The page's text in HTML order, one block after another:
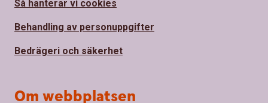
Så hanterar vi cookies
Behandling av personuppgifter
Bedrägeri och säkerhet
Om webbplatsen